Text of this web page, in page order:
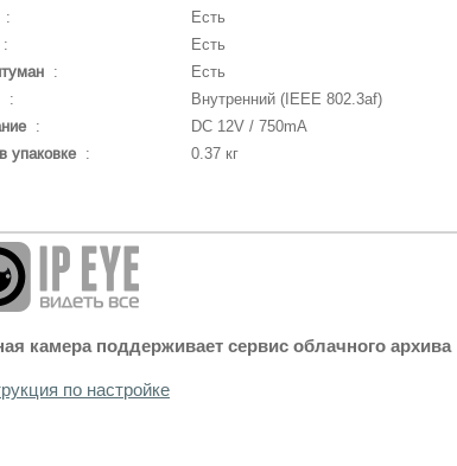
Есть
Есть
:
Есть
:
Внутренний (IEEE 802.3af)
:
DC 12V / 750mA
упаковке : 0.37 кг